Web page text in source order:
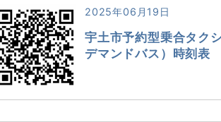
2025年06月19日
宇土市予約型乗合タク
デマンドバス）時刻表